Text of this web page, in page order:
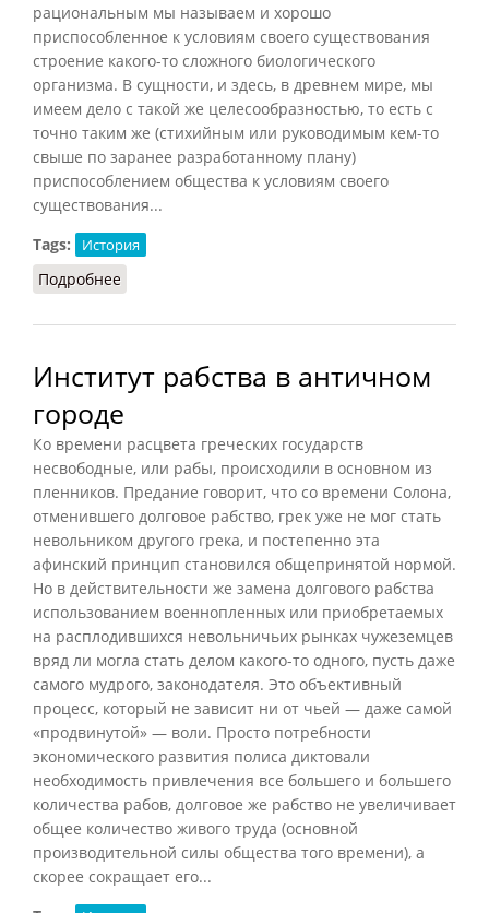
рациональным мы называем и хорошо
приспособленное к условиям своего существования
строение какого-то сложного биологического
организма. В сущности, и здесь, в древнем мире, мы
имеем дело с такой же целесообразностью, то есть с
точно таким же (стихийным или руководимым кем-то
свыше по заранее разработанному плану)
приспособлением общества к условиям своего
существования...
Tags:
История
Подробнее
Институт рабства в античном
городе
Ко времени расцвета греческих государств
несвободные, или рабы, происходили в основном из
пленников. Предание говорит, что со времени Солона,
отменившего долговое рабство, грек уже не мог стать
невольником другого грека, и постепенно эта
афинский принцип становился общепринятой нормой.
Но в действительности же замена долгового рабства
использованием военнопленных или приобретаемых
на расплодившихся невольничьих рынках чужеземцев
вряд ли могла стать делом какого-то одного, пусть даже
самого мудрого, законодателя. Это объективный
процесс, который не зависит ни от чьей — даже самой
«продвинутой» — воли. Просто потребности
экономического развития полиса диктовали
необходимость привлечения все большего и большего
количества рабов, долговое же рабство не увеличивает
общее количество живого труда (основной
производительной силы общества того времени), а
скорее сокращает его...